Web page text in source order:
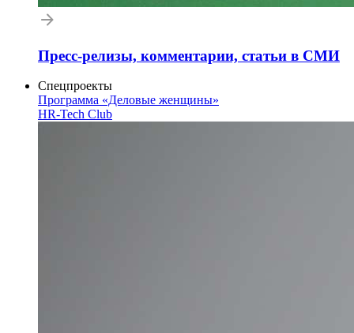
Пресс-релизы, комментарии, статьи в СМИ
Спецпроекты
Программа «Деловые женщины»
HR-Tech Club